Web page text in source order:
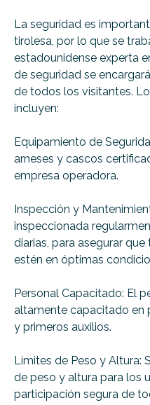
La seguridad es
tirolesa, por lo que se
estadounidense experta
de seguridad se
de todos los visitantes.
incluyen:
Equipamiento de
arneses y cascos
empresa operadora.
Inspección y
inspeccionada
diarias, para asegurar
estén en óptimas
Personal Capacitado: El
altamente capacitado en
y primeros auxilios.
Límites de Peso y Altura:
de peso y altura para los
participación segura de